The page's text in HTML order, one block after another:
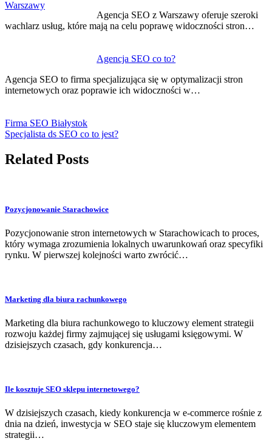
Agencja SEO z Warszawy oferuje szeroki
wachlarz usług, które mają na celu poprawę widoczności stron…
Agencja SEO co to?
Agencja SEO to firma specjalizująca się w optymalizacji stron
internetowych oraz poprawie ich widoczności w…
Firma SEO Białystok
Specjalista ds SEO co to jest?
Related Posts
Pozycjonowanie Starachowice
Pozycjonowanie stron internetowych w Starachowicach to proces,
który wymaga zrozumienia lokalnych uwarunkowań oraz specyfiki
rynku. W pierwszej kolejności warto zwrócić…
Marketing dla biura rachunkowego
Marketing dla biura rachunkowego to kluczowy element strategii
rozwoju każdej firmy zajmującej się usługami księgowymi. W
dzisiejszych czasach, gdy konkurencja…
Ile kosztuje SEO sklepu internetowego?
W dzisiejszych czasach, kiedy konkurencja w e-commerce rośnie z
dnia na dzień, inwestycja w SEO staje się kluczowym elementem
strategii…